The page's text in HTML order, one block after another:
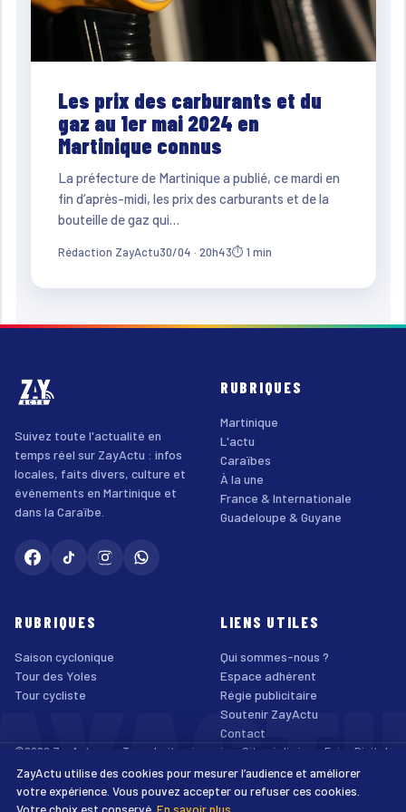
Les prix des carburants et du
gaz au 1er mai 2024 en
Martinique connus
La préfecture de Martinique a publié, ce mardi en
fin d’après-midi, les prix des carburants et de la
bouteille de gaz qui…
Rédaction ZayActu30/04 · 20h43⏱ 1 min
Suivez toute l'actualité en
temps réel sur ZayActu : infos
locales, faits divers, culture et
événements en Martinique et
dans la Caraïbe.
RUBRIQUES
Martinique
L'actu
Caraïbes
À la une
France & Internationale
Guadeloupe & Guyane
RUBRIQUES
Saison cyclonique
Tour des Yoles
Tour cycliste
LIENS UTILES
Qui sommes-nous ?
Espace adhérent
Régie publicitaire
Soutenir ZayActu
Contact
©2026 ZayActu.org. Tous droits réservés. · Site réalisé par Enjoy Digital
Agency
Mentions légales
Confidentialité Cookies Accessibilité
ZayActu utilise des cookies pour mesurer l’audience et améliorer
votre expérience. Vous pouvez accepter ou refuser ces cookies.
Votre choix est conservé. En savoir plus